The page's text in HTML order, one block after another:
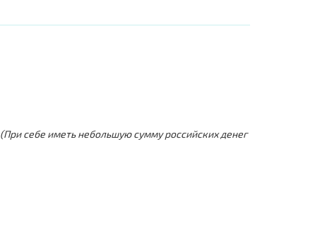
(При себе иметь небольшую сумму российских денег